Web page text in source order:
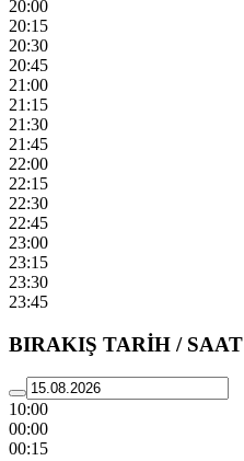
20:00
20:15
20:30
20:45
21:00
21:15
21:30
21:45
22:00
22:15
22:30
22:45
23:00
23:15
23:30
23:45
BIRAKIŞ TARİH / SAAT
10:00
00:00
00:15